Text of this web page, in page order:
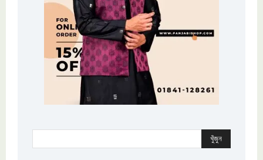
খুঁজুন